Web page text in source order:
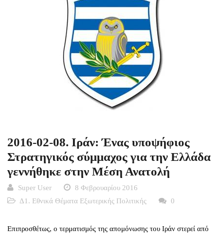
2016-02-08. Ιράν: Ένας υποψήφιος
Στρατηγικός σύμμαχος για την Ελλάδα
γεννήθηκε στην Μέση Ανατολή
Super User
8 Φεβρουαρίου 2016
Δ1. Εθνικά Θέματα Εξωτερικής Πολιτικής
0
Επιπροσθέτως, ο τερματισμός της απομόνωσης του Ιράν στερεί από